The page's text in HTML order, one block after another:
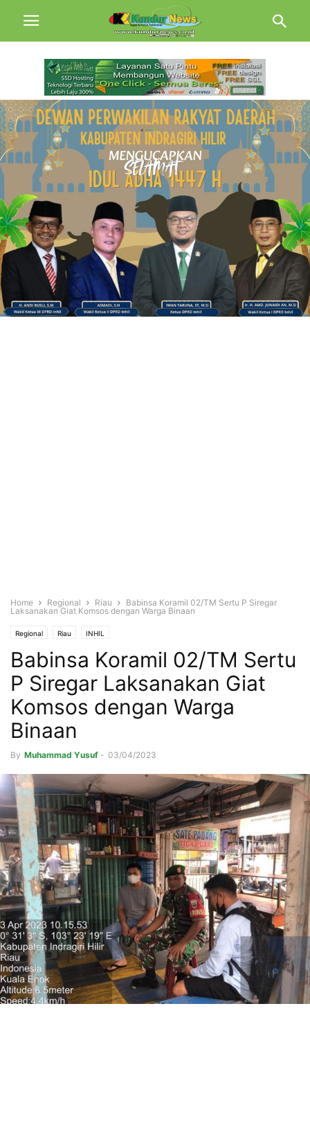
Home Regional Riau
Babinsa Koramil 02/TM Sertu P Siregar
Laksanakan Giat Komsos dengan Warga Binaan
Regional Riau INHIL
Babinsa Koramil 02/TM Sertu
P Siregar Laksanakan Giat
Komsos dengan Warga
Binaan
By Muhammad Yusuf - 03/04/2023